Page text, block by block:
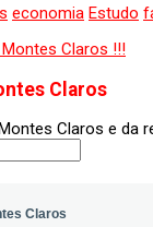
economia Estudo
Claros
Claros e da